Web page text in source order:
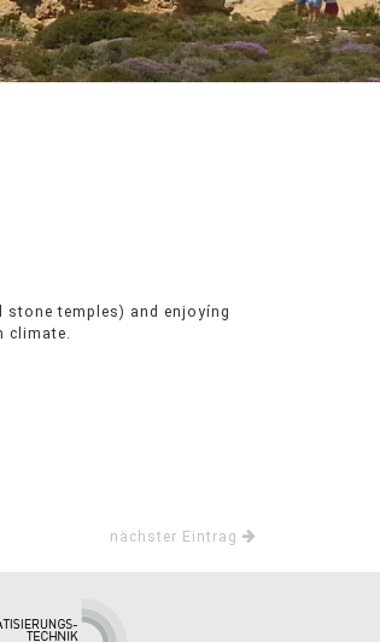
climate.
nächster Eintrag